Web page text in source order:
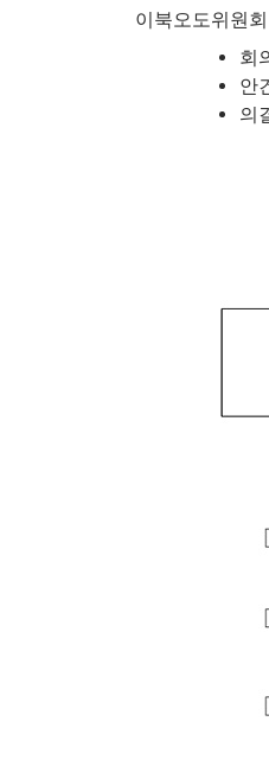
이북오도위원
회
안
의